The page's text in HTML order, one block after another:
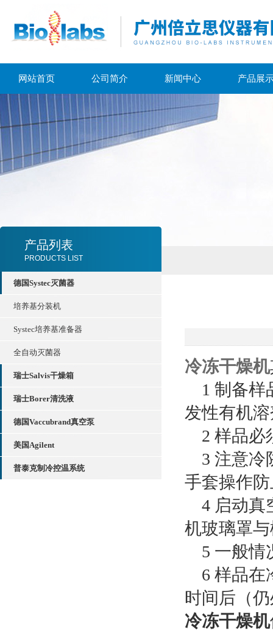
网站首页 公司简介 新闻中心 产品展
产品列表
PRODUCTS LIST
德国Systec灭菌器
培养基分装机
Systec培养基准备器
全自动灭菌器
瑞士Salvis干燥箱
瑞士Borer清洗液
德国Vaccubrand真空泵
美国Agilent
普泰克制冷控温系统
冷冻干燥机
1 制备样
发性有机
2 样品必
3 注意冷
手套操作
4 启动真
机玻璃罩
5 一般情
6 样品在
时间后（
冷冻干燥机